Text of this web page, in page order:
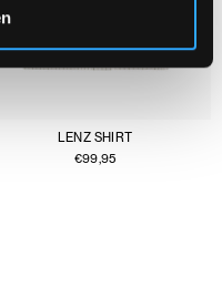
LENZ SHIRT
€99,95